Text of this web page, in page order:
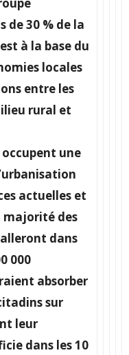
de 30 % de la
à la base du
locales
entre les
rural et
une
actuelles et
des
dans
000
absorber
sur
leur
dans les 10